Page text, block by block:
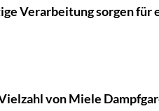
Verarbeitung sorgen für
von Miele